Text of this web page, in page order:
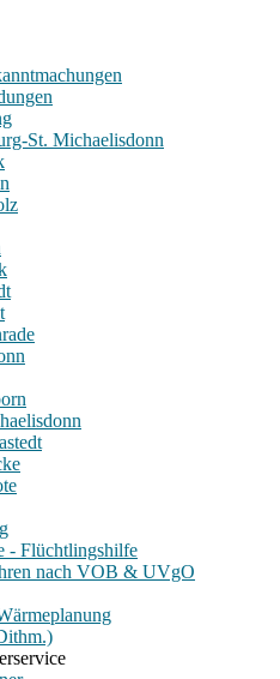
St. Michaelisdonn
- Flüchtlingshilfe
nach VOB & UVgO